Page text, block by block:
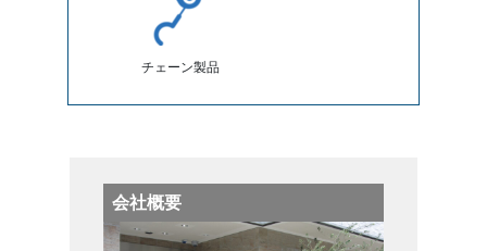
チェーン製品
会社概要